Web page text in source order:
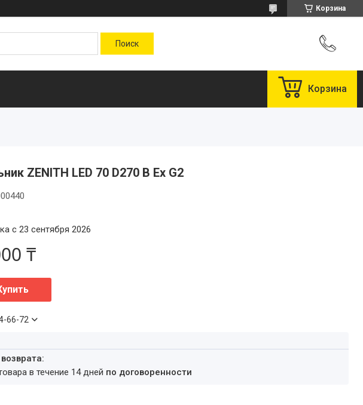
Корзина
Корзина
ZENITH LED 70 D270 B Ex G2
с 23 сентября 2026
₸
66-72
в течение 14 дней по договоренности